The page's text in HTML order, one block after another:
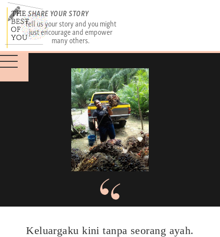
SHARE YOUR STORY
Tell us your story and you might
just encourage and empower
many others.
Keluargaku kini tanpa seorang ayah.